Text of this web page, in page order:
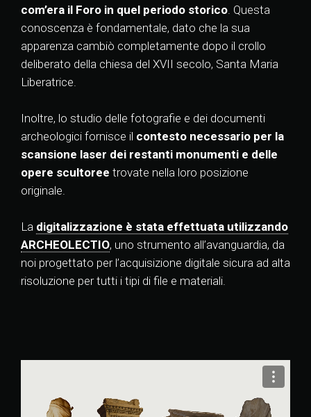
com’era il Foro in quel periodo storico . Questa
conoscenza è fondamentale, dato che la sua
apparenza cambiò completamente dopo il crollo
deliberato della chiesa del XVII secolo, Santa Maria
Liberatrice.
Inoltre, lo studio delle fotografie e dei documenti
archeologici fornisce il contesto necessario per la
scansione laser dei restanti monumenti e delle
opere scultoree trovate nella loro posizione
originale.
La digitalizzazione è stata effettuata utilizzando
ARCHEOLECTIO, uno strumento all’avanguardia, da
noi progettato per l’acquisizione digitale sicura ad alta
risoluzione per tutti i tipi di file e materiali.